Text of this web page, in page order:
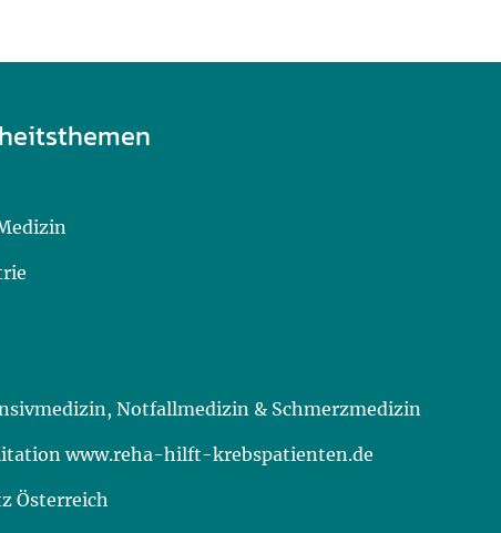
Notfallmedizin & Schmerzmedizin
www.reha-hilft-krebspatienten.de
Österreich